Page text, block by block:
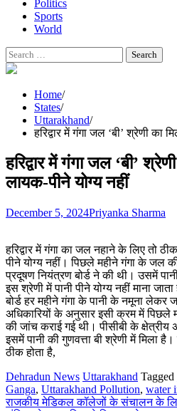
Politics
Sports
World
Search
for:
Home
States
Uttarakhand
हरिद्वार में गंगा जल ‘बी’ श्रेणी का
हरिद्वार में गंगा जल ‘बी’
लायक-पीने योग्य नहीं
December 5, 2024Priyanka Sharma
हरिद्वार में गंगा का जल नहाने के लिए तो
पीने योग्य नहीं। पिछले महीने गंगा के जल
प्रदूषण नियंत्रण बोर्ड ने की थी। उसमें
इस श्रेणी में पानी पीने योग्य नहीं माना
बोर्ड हर महीने गंगा के पानी के नमूना लेकर
अधिकारियों के अनुसार इसी क्रम में पिछले
की जांच कराई गई थी। पीसीबी के क्षेत्रीय
इसमें पानी की गुणवत्ता बी श्रेणी में मिला
ठीक होता है,
Dehradun News Uttarakhand Tagged
Ganga, Uttarakhand Pollution, water
Post
राजकीय मेडिकल कॉलेजों के संचालन के